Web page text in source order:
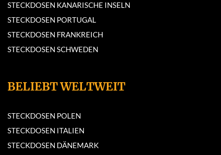
STECKDOSEN KANARISCHE INSELN
STECKDOSEN PORTUGAL
STECKDOSEN FRANKREICH
STECKDOSEN SCHWEDEN
BELIEBT WELTWEIT
STECKDOSEN POLEN
STECKDOSEN ITALIEN
STECKDOSEN DÄNEMARK